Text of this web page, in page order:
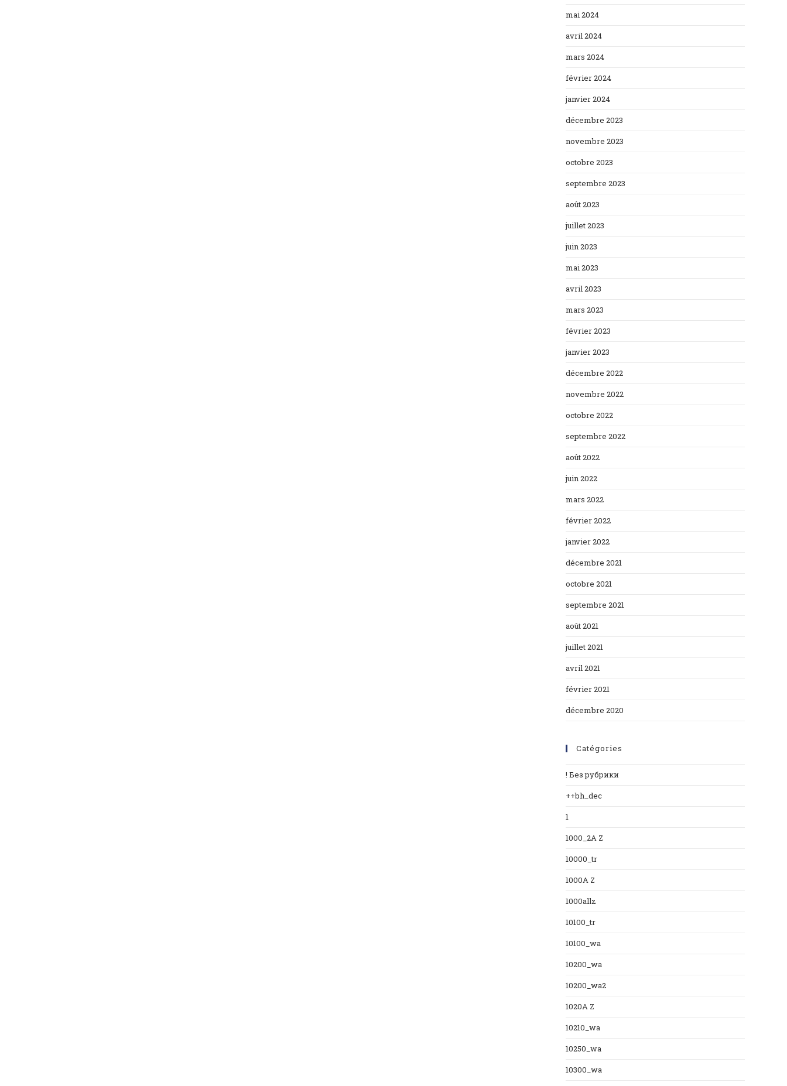
mai 2024
avril 2024
mars 2024
février 2024
janvier 2024
décembre 2023
novembre 2023
octobre 2023
septembre 2023
août 2023
juillet 2023
juin 2023
mai 2023
avril 2023
mars 2023
février 2023
janvier 2023
décembre 2022
novembre 2022
octobre 2022
septembre 2022
août 2022
juin 2022
mars 2022
février 2022
janvier 2022
décembre 2021
octobre 2021
septembre 2021
août 2021
juillet 2021
avril 2021
février 2021
décembre 2020
Catégories
! Без рубрики
++bh_dec
1
1000_2A Z
10000_tr
1000A Z
1000allz
10100_tr
10100_wa
10200_wa
10200_wa2
1020A Z
10210_wa
10250_wa
10300_wa